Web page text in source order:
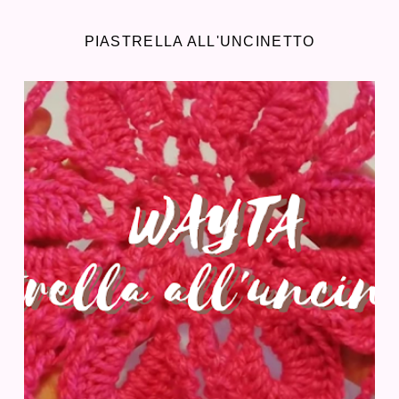
PIASTRELLA ALL'UNCINETTO